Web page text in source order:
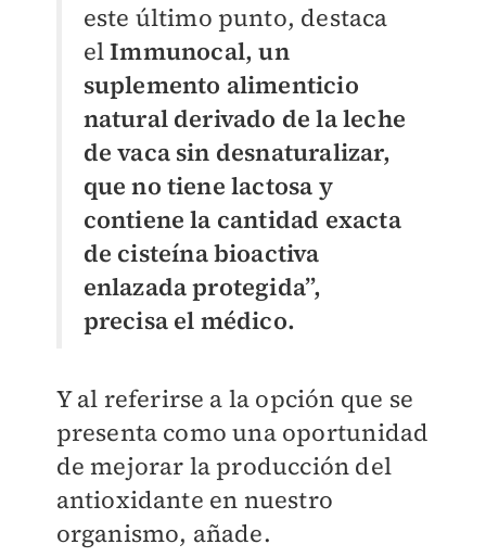
este último punto, destaca
elImmunocal, un
suplemento alimenticio
natural derivado de la leche
de vaca sin desnaturalizar,
que no tiene lactosa y
contiene la cantidad exacta
de cisteína bioactiva
enlazada protegida”,
precisa el médico.
Y al referirse a la opción que se
presenta como una oportunidad
de mejorar la producción del
antioxidante en nuestro
organismo, añade.